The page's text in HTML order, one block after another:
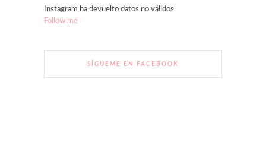
Instagram ha devuelto datos no válidos.
Follow me
SÍGUEME EN FACEBOOK